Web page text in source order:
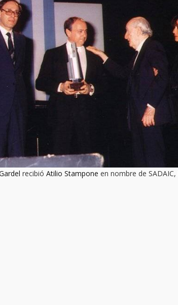
recibió Atilio Stampone en nombre de SADAIC,